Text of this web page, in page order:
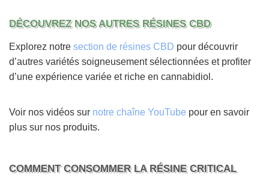
DÉCOUVREZ NOS AUTRES RÉSINES CBD
Explorez notre section de résines CBD pour découvrir
d’autres variétés soigneusement sélectionnées et profiter
d’une expérience variée et riche en cannabidiol.
Voir nos vidéos sur notre chaîne YouTube pour en savoir
plus sur nos produits.
COMMENT CONSOMMER LA RÉSINE CRITICAL